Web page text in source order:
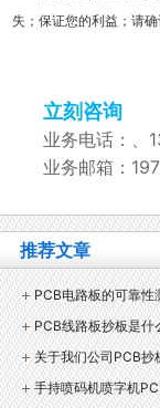
失；保证您的利益；请
立刻咨询
业务电话：、
业务邮箱：
推荐文章
PCB电路板的可靠性
PCB线路板抄板是什
关于我们公司PCB抄
手持喷码机喷字机